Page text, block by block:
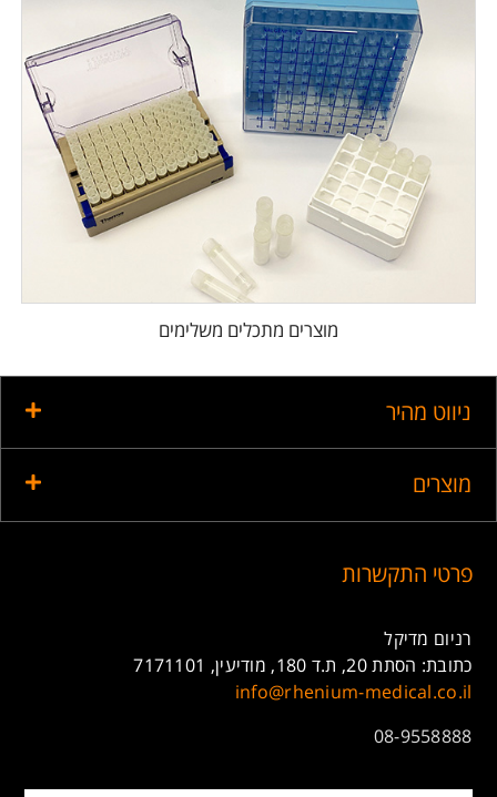
מוצרים מתכלים משלימים
ניווט מהיר
מוצרים
פרטי התקשרות
רניום מדיקל
כתובת: הסתת 20, ת.ד 180, מודיעין, 7171101
info@rhenium-medical.co.il
08-9558888